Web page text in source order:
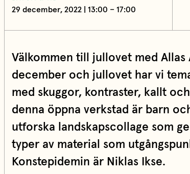
29 december, 2022 | 13:00 – 17:00
Välkommen till jullovet med Allas
december och jullovet har vi
med skuggor, kontraster, kallt
denna öppna verkstad är barn
utforska landskapscollage som
typer av material som
Konstepidemin är Niklas Ikse.